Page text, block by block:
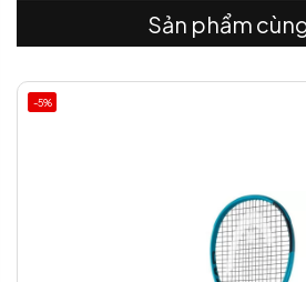
Sản phẩm
-5%